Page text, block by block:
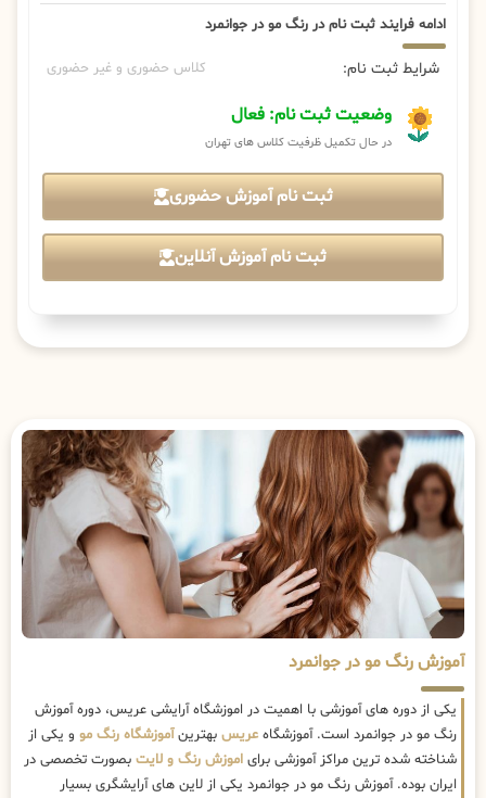
ادامه فرایند ثبت نام در رنگ مو در جوانمرد
شرایط ثبت نام: کلاس حضوری و غیر حضوری
وضعیت ثبت نام: فعال
در حال تکمیل ظرفیت کلاس های تهران
ثبت نام آموزش حضوری
ثبت نام آموزش آنلاین
آموزش رنگ مو در جوانمرد
یکی از دوره های آموزشی با اهمیت در اموزشگاه آرایشی عریس، دوره آموزش
رنگ مو در جوانمرد است. آموزشگاه عریس بهترینآموزشگاه رنگ مو و یکی از
شناخته شده ترین مراکز آموزشی برای اموزش رنگ و لایت بصورت تخصصی در
ایران بوده. آموزش رنگ مو در جوانمرد یکی از لاین های آرایشگری بسیار